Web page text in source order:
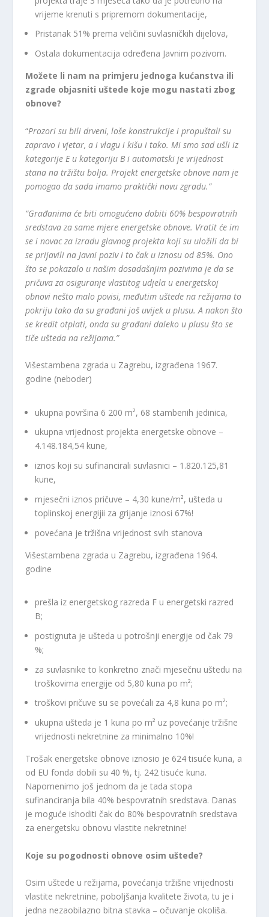
vrijeme krenuti s pripremom dokumentacije,
Pristanak 51% prema veličini suvlasničkih dijelova,
Ostala dokumentacija određena Javnim pozivom.
Možete li nam na primjeru jednoga kućanstva ili
zgrade objasniti uštede koje mogu nastati zbog
obnove?
“Prozori su bili drveni, loše konstrukcije i propuštali su
zapravo i vjetar, a i vlagu i kišu i tako. Mi smo sad ušli iz
kategorije E u kategoriju B i automatski je vrijednost
stana na tržištu bolja. Projekt energetske obnove nam je
pomogao da sada imamo praktički novu zgradu.”
“Građanima će biti omogućeno dobiti 60% bespovratnih
sredstava za same mjere energetske obnove. Vratit će im
se i novac za izradu glavnog projekta koji su uložili da bi
se prijavili na Javni poziv i to čak u iznosu od 85%. Ono
što se pokazalo u našim dosadašnjim pozivima je da se
pričuva za osiguranje vlastitog udjela u energetskoj
obnovi nešto malo povisi, međutim uštede na režijama to
pokriju tako da su građani još uvijek u plusu. A nakon što
se kredit otplati, onda su građani daleko u plusu što se
tiče ušteda na režijama.”
Višestambena zgrada u Zagrebu, izgrađena 1967.
godine (neboder)
ukupna površina 6 200 m², 68 stambenih jedinica,
ukupna vrijednost projekta energetske obnove –
4.148.184,54 kune,
iznos koji su sufinancirali suvlasnici – 1.820.125,81
kune,
mjesečni iznos pričuve – 4,30 kune/m², ušteda u
toplinskoj energijii za grijanje iznosi 67%!
povećana je tržišna vrijednost svih stanova
Višestambena zgrada u Zagrebu, izgrađena 1964.
godine
prešla iz energetskog razreda F u energetski razred
B;
postignuta je ušteda u potrošnji energije od čak 79
%;
za suvlasnike to konkretno znači mjesečnu uštedu na
troškovima energije od 5,80 kuna po m²;
troškovi pričuve su se povećali za 4,8 kuna po m²;
ukupna ušteda je 1 kuna po m² uz povećanje tržišne
vrijednosti nekretnine za minimalno 10%!
Trošak energetske obnove iznosio je 624 tisuće kuna, a
od EU fonda dobili su 40 %, tj. 242 tisuće kuna.
Napomenimo još jednom da je tada stopa
sufinanciranja bila 40% bespovratnih sredstava. Danas
je moguće ishoditi čak do 80% bespovratnih sredstava
za energetsku obnovu vlastite nekretnine!
Koje su pogodnosti obnove osim uštede?
Osim uštede u režijama, povećanja tržišne vrijednosti
vlastite nekretnine, poboljšanja kvalitete života, tu je i
jedna nezaobilazno bitna stavka – očuvanje okoliša.